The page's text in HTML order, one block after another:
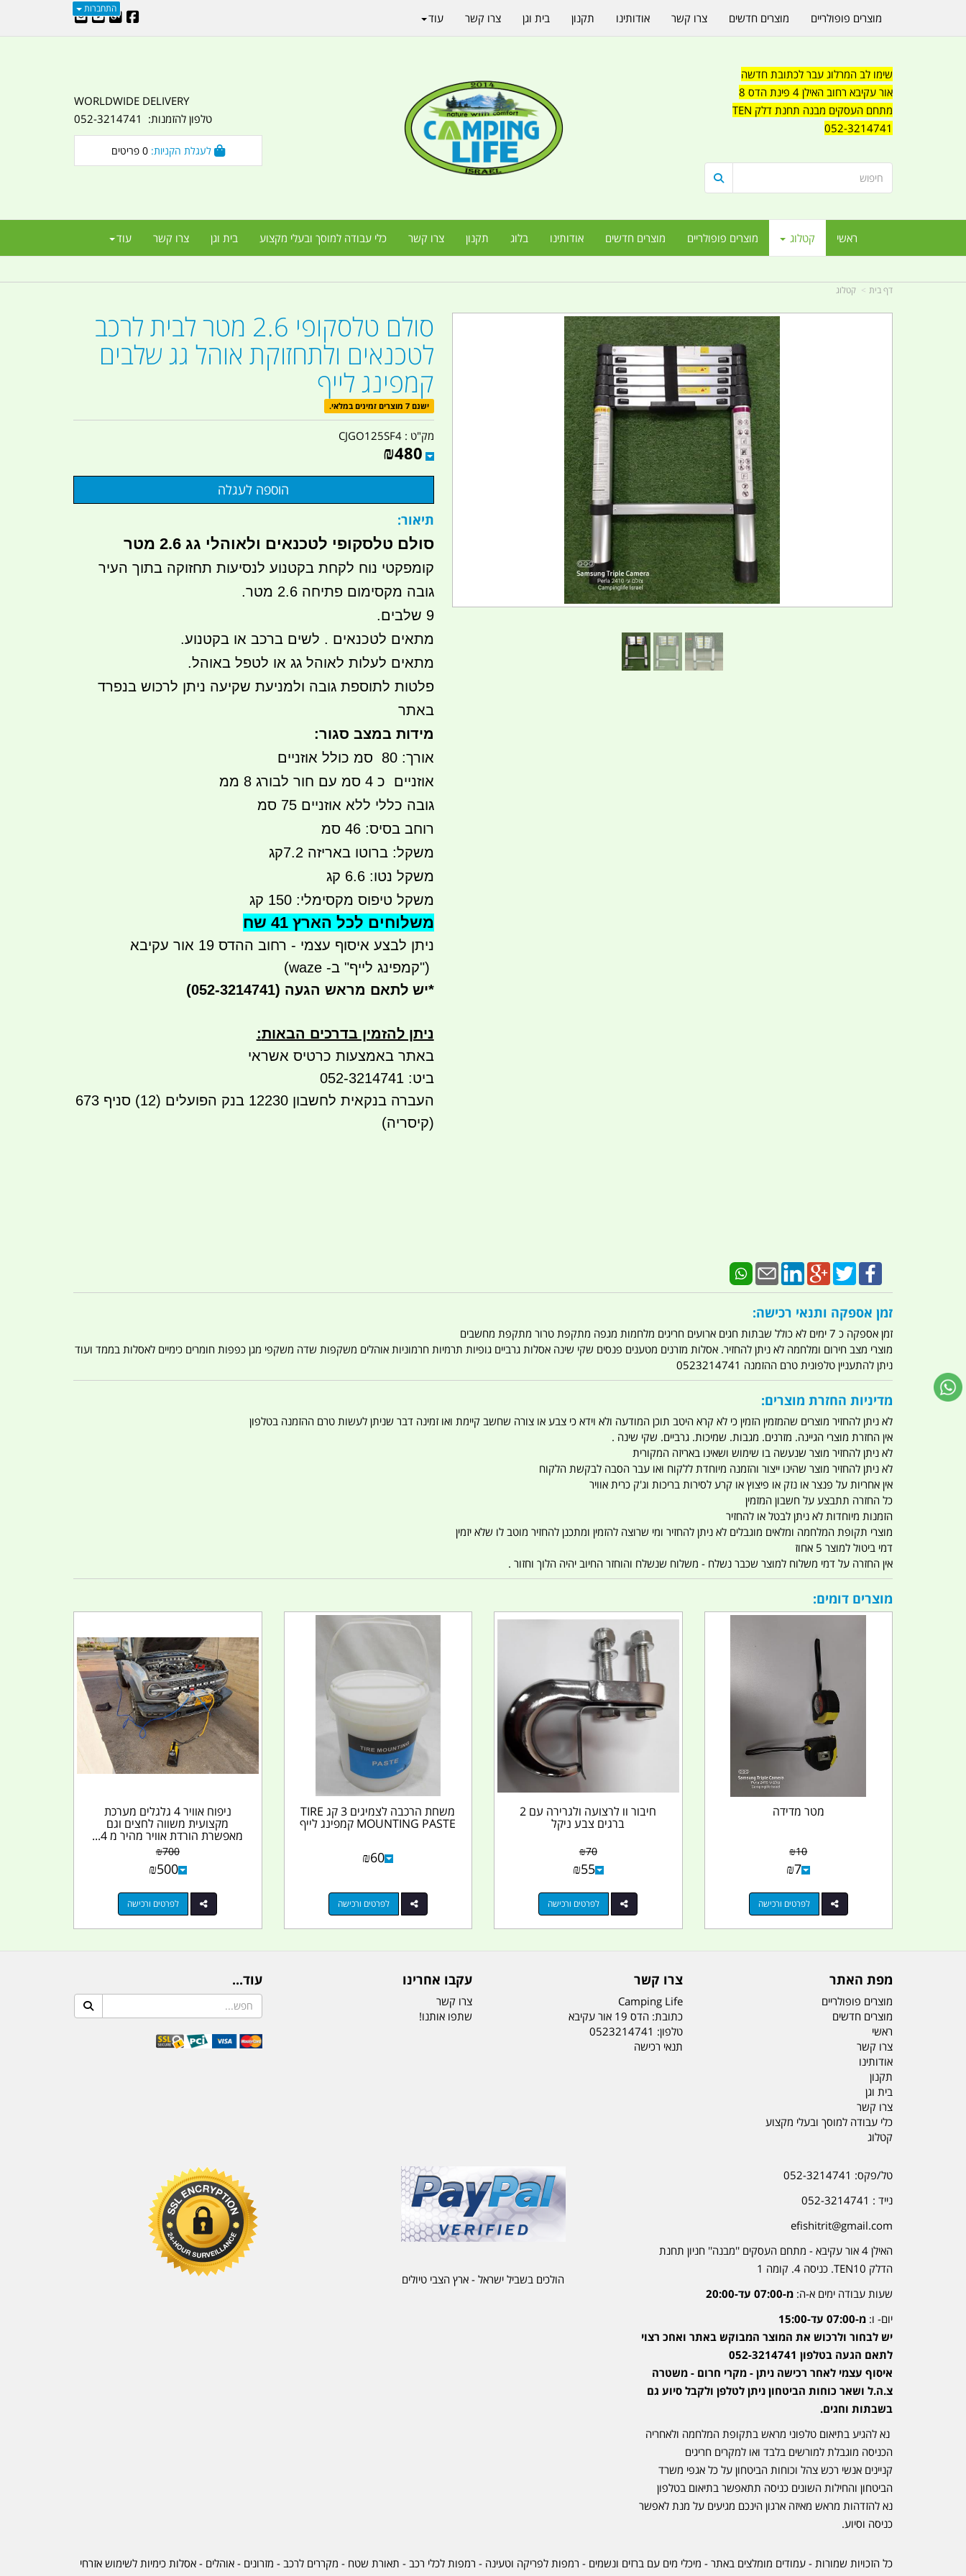
התחברות
שימו לב המרלוג עבר לכתובת חדשה
אור עקיבא רחוב האילן 4 פינת הדס 8
מתחם העסקים מבנה תחנת דלק TEN
052-3214741
WORLDWIDE DELIVERY
טלפון להזמנות: 052-3214741
0
ראשי קטלוג מוצרים פופולריים מוצרים חדשים אודותינו בלוג תקנון צרו קשר כלי עבודה למוסך ובעלי מקצוע בית וגן צרו קשר עוד
מוצרים פופולריים מוצרים חדשים צרו קשר אודותינו תקנון בית וגן צרו קשר עוד
דף בית קטלוג
סולם טלסקופי 2.6 מטר לבית לרכב
לטכנאים ולתחזוקת אוהל גג שלבים
קמפינג לייף
ישנם 7 מוצרים זמינים במלאי.
מק"ט :CJGO125SF4
₪480
תיאור:
סולם טלסקופי לטכנאים ולאוהלי גג 2.6 מטר
קומפקטי נוח לקחת בקטנוע לנסיעות תחזוקה בתוך העיר
גובה מקסימום פתיחה 2.6 מטר.
9 שלבים.
מתאים לטכנאים . לשים ברכב או בקטנוע.
מתאים לעלות לאוהל גג או לטפל באוהל.
פלטות לתוספת גובה ולמניעת שקיעה ניתן לרכוש בנפרד
באתר
מידות במצב סגור:
אורך: 80 סמ כולל אוזניים
אוזניים כ 4 סמ עם חור לבורג 8 ממ
גובה כללי ללא אוזניים 75 סמ
רוחב בסיס: 46 סמ
משקל: ברוטו באריזה 7.2קג
משקל נטו: 6.6 קג
משקל טיפוס מקסימלי: 150 קג
משלוחים לכל הארץ 41 שח
ניתן לבצע איסוף עצמי - רחוב ההדס 19 אור עקיבא
")קמפינג לייף" ב- waze)
*יש לתאם מראש הגעה (052-3214741)
ניתן להזמין בדרכים הבאות:
באתר באמצעות כרטיס אשראי
ביט: 052-3214741
העברה בנקאית לחשבון 12230 בנק הפועלים (12) סניף 673
(קיסריה)
זמן אספקה ותנאי רכישה:
זמן אספקה כ 7 ימים לא כולל שבתות חגים ארועים חריגים מלחמות מגפה מתקפת טרור מתקפת מחשבים
מוצרי מצב חירום ומלחמה לא ניתן להחזיר. אסלות מזרנים מטענים פנסים שקי שינה אסלות גרביים גופיות תרמיות חרמוניות אוהלים משקפות שדה משקפי מגן כפפות חומרים כימיים לאסלות בממד ועוד
ניתן להתעניין טלפונית טרם ההזמנה 0523214741
מדיניות החזרת מוצרים:
לא ניתן להחזיר מוצרים שהמזמין הזמין כי לא קרא היטב תוכן המודעה ולא וידא כי צבע או צורה שחשב קיימת ואו זמינה דבר שניתן לעשות טרם ההזמנה בטלפון
אין החזרת מוצרי הגיינה. מזרנים. מגבות. שמיכות. גרביים. שקי שינה .
לא ניתן להחזיר מוצר שנעשה בו שימוש ושאינו באריזה המקורית
לא ניתן להחזיר מוצר שהינו ייצור והזמנה מיוחדת ללקוח ואו עבר הסבה לבקשת הלקוח
אין אחריות על פנצר או נזק או פיצוץ או קרע לסירות בריכות וג'ק כרית אוויר
כל החזרה תתבצע על חשבון המזמין
הזמנות מיוחדות לא ניתן לבטל או להחזיר
מוצרי תקופת המלחמה ומלאים מוגבלים לא ניתן להחזיר ומי שרוצה להזמין ומתכנן להחזיר מוטב לו שלא יזמין
דמי ביטול למוצר 5 אחוז
אין החזרה על דמי משלוח למוצר שכבר נשלח - משלוח שנשלח והוחזר החיוב יהיה הלוך וחזור .
מוצרים דומים:
מטר מדידה
₪10
₪7
לפרטים ורכישה
חיבור וו לרצועה ולגרירה עם 2
ברגים צבע ניקל
₪70
₪55
לפרטים ורכישה
משחת הרכבה לצמיגים 3 קג TIRE
MOUNTING PASTE קמפינג לייף
₪60
לפרטים ורכישה
ניפוח אוויר 4 גלגלים מערכת
מקצועית משווה לחצים וגם
מאפשרת הורדת אוויר מהיר מ 4...
₪700
₪500
לפרטים ורכישה
מפת האתר
מוצרים פופולריים
מוצרים חדשים
ראשי
צרו קשר
אודותינו
תקנון
בית וגן
צרו קשר
כלי עבודה למוסך ובעלי מקצוע
קטלוג
צרו קשר
Camping Life
כתובת: הדס 19 אור עקיבא
טלפון: 0523214741
תנאי רכישה
עקבו אחרינו
צרו קשר
שתפו אותנו!
עוד...
טל/פקס: 052-3214741
נייד : 052-3214741
efishitrit@gmail.com
האילן 4 אור עקיבא - מתחם העסקים ''מבנה'' חניון תחנת
הדלק TEN10. כניסה 4. קומה 1
שעות עבודה ימים א-ה: מ-07:00 עד-20:00
יום- ו: מ-07:00 עד-15:00
יש לבחור ולרכוש את המוצר המבוקש באתר ואחכ רצוי
לתאם הגעה בטלפון 052-3214741
איסוף עצמי לאחר רכישה ניתן - מקרי חרום - משטרה
צ.ה.ל ושאר כוחות הביטחון ניתן לטלפן ולקבל סיוע גם
בשבתות וחגים.
נא להגיע בתיאום טלפוני מראש בתקופת המלחמה ולאחריה
הכניסה מוגבלת למורשים בלבד ואו למקרים חריגים
קניינים אנשי רכש צהל וכוחות הביטחון על כל אגפי משרד
הביטחון והחילות השונים כניסה תתאפשר בתיאום בטלפון
נא להזדהות מראש מאיזה ארגון הינכם מגיעים על מנת לאפשר
כניסה וסיוע.
הולכים בשביל ישראל - ארץ הצבי טיולים
כל הזכויות שמורות - עמודים מומלצים באתר - מיכלי מים עם ברזים ונשמים - רמפות לפריקה וטעינה - רמפות לכלי רכב - תאורת שטח - מקררים לרכב - מזרונים - אוהלים - אסלות כימיות לשימוש אזרחי